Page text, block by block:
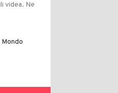
videa. Ne
Mondo